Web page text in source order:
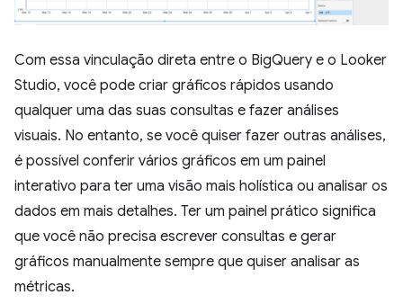
Com essa vinculação direta entre o BigQuery e o Looker
Studio, você pode criar gráficos rápidos usando
qualquer uma das suas consultas e fazer análises
visuais. No entanto, se você quiser fazer outras análises,
é possível conferir vários gráficos em um painel
interativo para ter uma visão mais holística ou analisar os
dados em mais detalhes. Ter um painel prático significa
que você não precisa escrever consultas e gerar
gráficos manualmente sempre que quiser analisar as
métricas.